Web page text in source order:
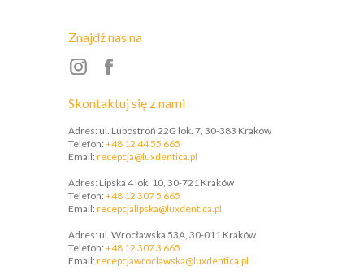
Znajdź nas na
Skontaktuj się z nami
Adres: ul. Lubostroń 22G lok. 7, 30-383 Kraków
Telefon: +48 12 44 55 665
Email: recepcja@luxdentica.pl
Adres: Lipska 4 lok. 10, 30-721 Kraków
Telefon: +48 12 307 5 665
​Email: recepcjalipska@luxdentica.pl
Adres: ul. Wrocławska 53A, 30-011 Kraków
Telefon: +48 12 307 3 665
​Email: recepcjawroclawska@luxdentica.pl